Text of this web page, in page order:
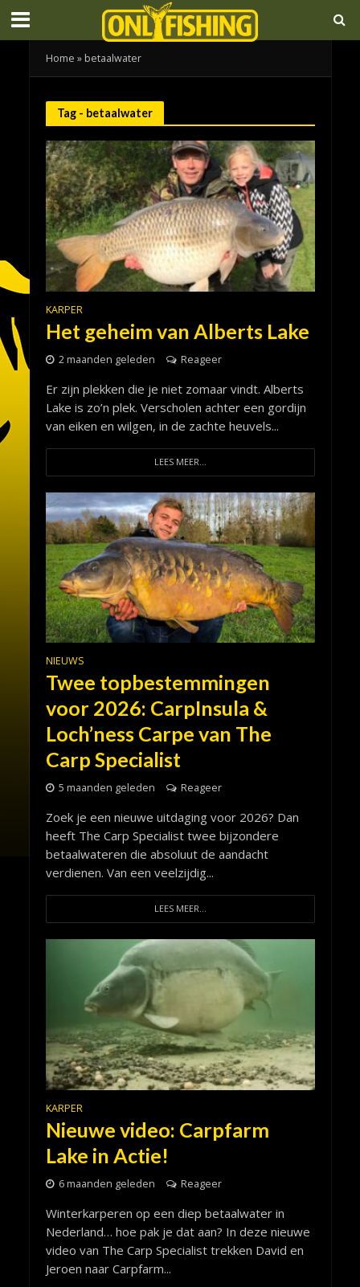
Home » betaalwater
Tag - betaalwater
KARPER
Het geheim van Alberts Lake
2 maanden geleden Reageer
Er zijn plekken die je niet zomaar vindt. Alberts
Lake is zo’n plek. Verscholen achter een gordijn
van eiken en wilgen, in de zachte heuvels...
LEES MEER...
NIEUWS
Twee topbestemmingen
voor 2026: CarpInsula &
Loch’ness Carpe van The
Carp Specialist
5 maanden geleden Reageer
Zoek je een nieuwe uitdaging voor 2026? Dan
heeft The Carp Specialist twee bijzondere
betaalwateren die absoluut de aandacht
verdienen. Van een veelzijdig...
LEES MEER...
KARPER
Nieuwe video: Carpfarm
Lake in Actie!
6 maanden geleden Reageer
Winterkarperen op een diep betaalwater in
Nederland… hoe pak je dat aan? In deze nieuwe
video van The Carp Specialist trekken David en
Jeroen naar Carpfarm...